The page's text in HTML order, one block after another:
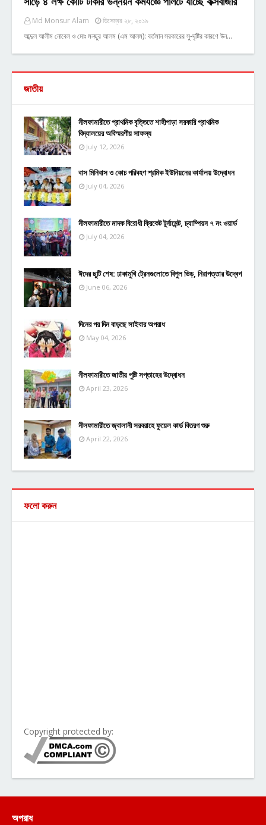
Md Monsur Alam
ডিসেম্বর ২৮, ২০১৯
আব্দুল আলীম নোবেল ও মোঃ মনছুর আলম (এম আলম): বর্তমান সরকারের সু-দৃষ্টির কারণে উন…
জাতীয়
নীলফামারীতে প্রাথমিক বৃত্তিতে শাহীপাড়া সরকারি প্রাথমিক
বিদ্যালয়ের অবিস্মরণীয় সাফল্য
July 12, 2026
বাস মিনিবাস ও কোচ পরিবহণ শ্রমিক ইউনিয়নের কার্যালয় উদ্বোধন
July 04, 2026
নীলফামারীতে মাদক বিরোধী ক্রিকেট টুর্নামেন্ট, চ্যাম্পিয়ন ৭ নং ওয়ার্ড
July 04, 2026
ঈদের ছুটি শেষ: ঢাকামুখি ট্রেনগুলোতে বিপুল ভিড়, নিরাপত্তার উদ্বেগ
June 06, 2026
দিনের পর দিন বাড়ছে সাইবার অপরাধ
May 04, 2026
নীলফামারীতে জাতীয় পুষ্টি সপ্তাহের উদ্বোধন
April 23, 2026
নীলফামারীতে জ্বালানী সরবরাহে ফুয়েল কার্ড বিতরণ শুরু
April 22, 2026
ফলো করুন
Copyright protected by:
অপরাধ